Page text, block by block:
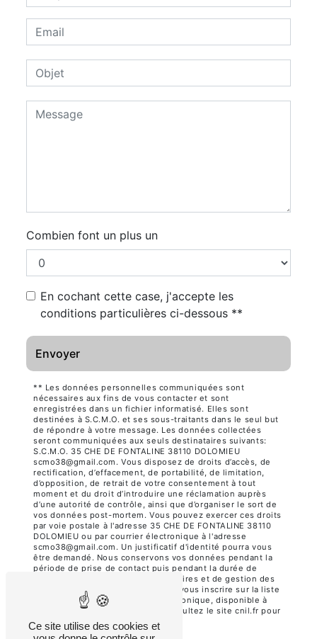
Combien font un plus un
En cochant cette case, j'accepte les
conditions particulières ci-dessous **
Envoyer
** Les données personnelles communiquées sont
nécessaires aux fins de vous contacter et sont
enregistrées dans un fichier informatisé. Elles sont
destinées à S.C.M.O. et ses sous-traitants dans le seul but
de répondre à votre message. Les données collectées
seront communiquées aux seuls destinataires suivants:
S.C.M.O. 35 CHE DE FONTALINE 38110 DOLOMIEU
scmo38@gmail.com. Vous disposez de droits d’accès, de
rectification, d’effacement, de portabilité, de limitation,
d’opposition, de retrait de votre consentement à tout
moment et du droit d’introduire une réclamation auprès
d’une autorité de contrôle, ainsi que d’organiser le sort de
vos données post-mortem. Vous pouvez exercer ces droits
par voie postale à l'adresse 35 CHE DE FONTALINE 38110
DOLOMIEU ou par courrier électronique à l'adresse
scmo38@gmail.com. Un justificatif d'identité pourra vous
être demandé. Nous conservons vos données pendant la
période de prise de contact puis pendant la durée de
prescription légale aux fins probatoires et de gestion des
contentieux. Vous avez le droit de vous inscrire sur la liste
d'opposition au démarchage téléphonique, disponible à
cette adresse:
. Consultez le site cnil.fr pour
plus d’informations sur vos droits.
Ce site utilise des cookies et